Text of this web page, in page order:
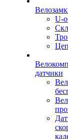
U-
датчики